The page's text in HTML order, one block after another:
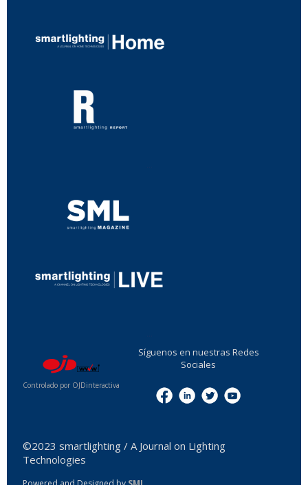
Controlado por OJDinteractiva
Síguenos en nuestras Redes
Sociales
©2023 smartlighting / A Journal on Lighting
Technologies